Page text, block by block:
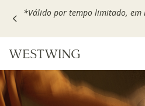
Escolha seu VOUCHER e ganhe